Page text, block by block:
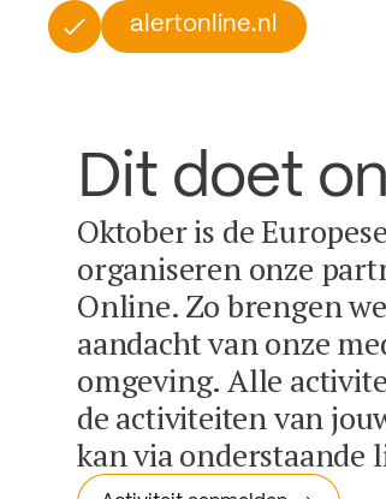
alertonline.nl
Dit doet
Oktober is de
organiseren onze
Online. Zo brengen
aandacht van onze
omgeving. Alle
de activiteiten van
kan via onderstaande